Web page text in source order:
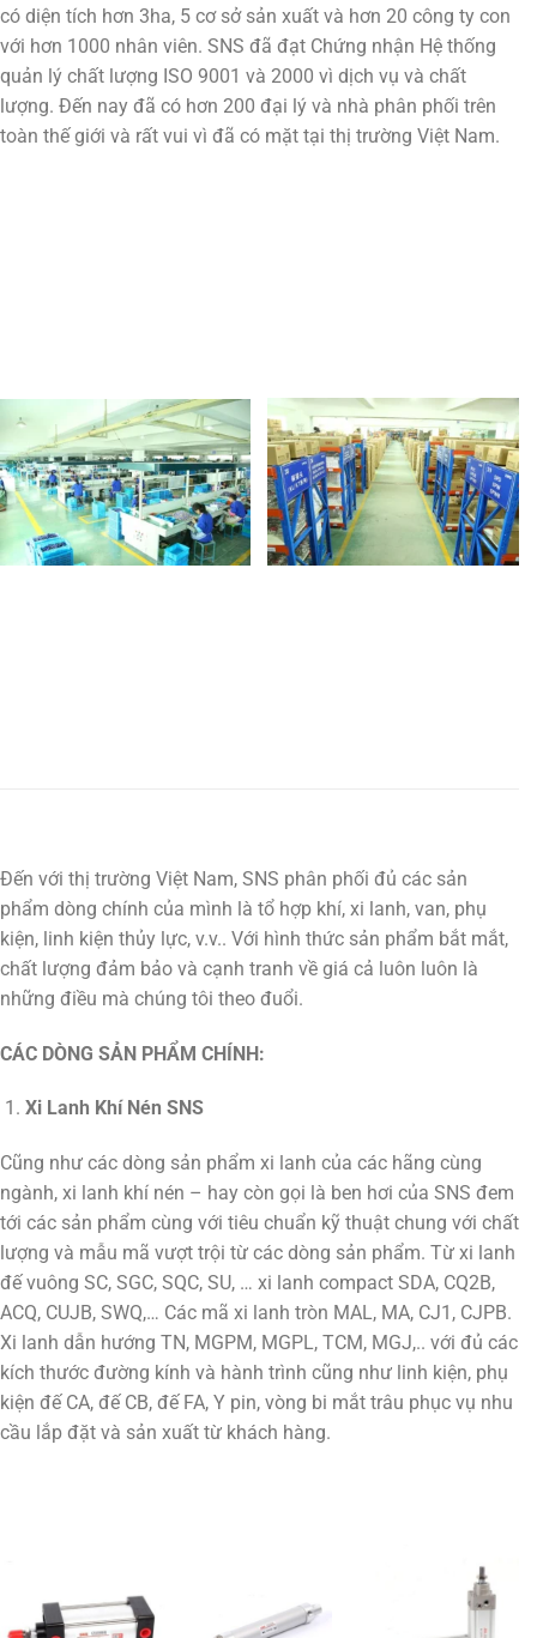
có diện tích hơn 3ha, 5 cơ sở sản xuất và hơn 20 công ty con
với hơn 1000 nhân viên. SNS đã đạt Chứng nhận Hệ thống
quản lý chất lượng ISO 9001 và 2000 vì dịch vụ và chất
lượng. Đến nay đã có hơn 200 đại lý và nhà phân phối trên
toàn thế giới và rất vui vì đã có mặt tại thị trường Việt Nam.
Đến với thị trường Việt Nam, SNS phân phối đủ các sản
phẩm dòng chính của mình là tổ hợp khí, xi lanh, van, phụ
kiện, linh kiện thủy lực, v.v.. Với hình thức sản phẩm bắt mắt,
chất lượng đảm bảo và cạnh tranh về giá cả luôn luôn là
những điều mà chúng tôi theo đuổi.
CÁC DÒNG SẢN PHẨM CHÍNH:
Xi Lanh Khí Nén SNS
Cũng như các dòng sản phẩm xi lanh của các hãng cùng
ngành, xi lanh khí nén – hay còn gọi là ben hơi của SNS đem
tới các sản phẩm cùng với tiêu chuẩn kỹ thuật chung với chất
lượng và mẫu mã vượt trội từ các dòng sản phẩm. Từ xi lanh
đế vuông SC, SGC, SQC, SU, … xi lanh compact SDA, CQ2B,
ACQ, CUJB, SWQ,… Các mã xi lanh tròn MAL, MA, CJ1, CJPB.
Xi lanh dẫn hướng TN, MGPM, MGPL, TCM, MGJ,.. với đủ các
kích thước đường kính và hành trình cũng như linh kiện, phụ
kiện đế CA, đế CB, đế FA, Y pin, vòng bi mắt trâu phục vụ nhu
cầu lắp đặt và sản xuất từ khách hàng.